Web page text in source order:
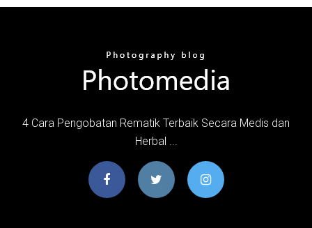
4 Cara Pengobatan Rematik Terbaik Secara Medis dan
Herbal ...